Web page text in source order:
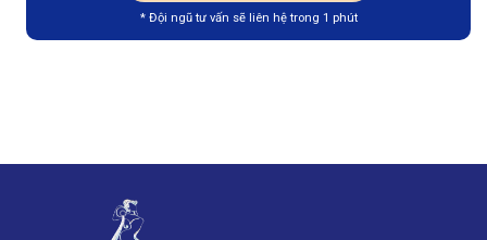
* Đội ngũ tư vấn sẽ liên hệ trong 1 phút